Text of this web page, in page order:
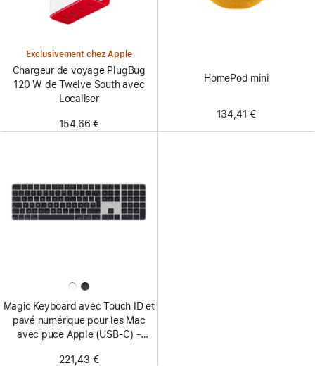
Exclusivement chez Apple
Chargeur de voyage PlugBug
120 W de Twelve South avec
Localiser
154,66 €
HomePod mini
134,41 €
Magic Keyboard avec Touch ID et
pavé numérique pour les Mac
avec puce Apple (USB‑C) -
221,43 €